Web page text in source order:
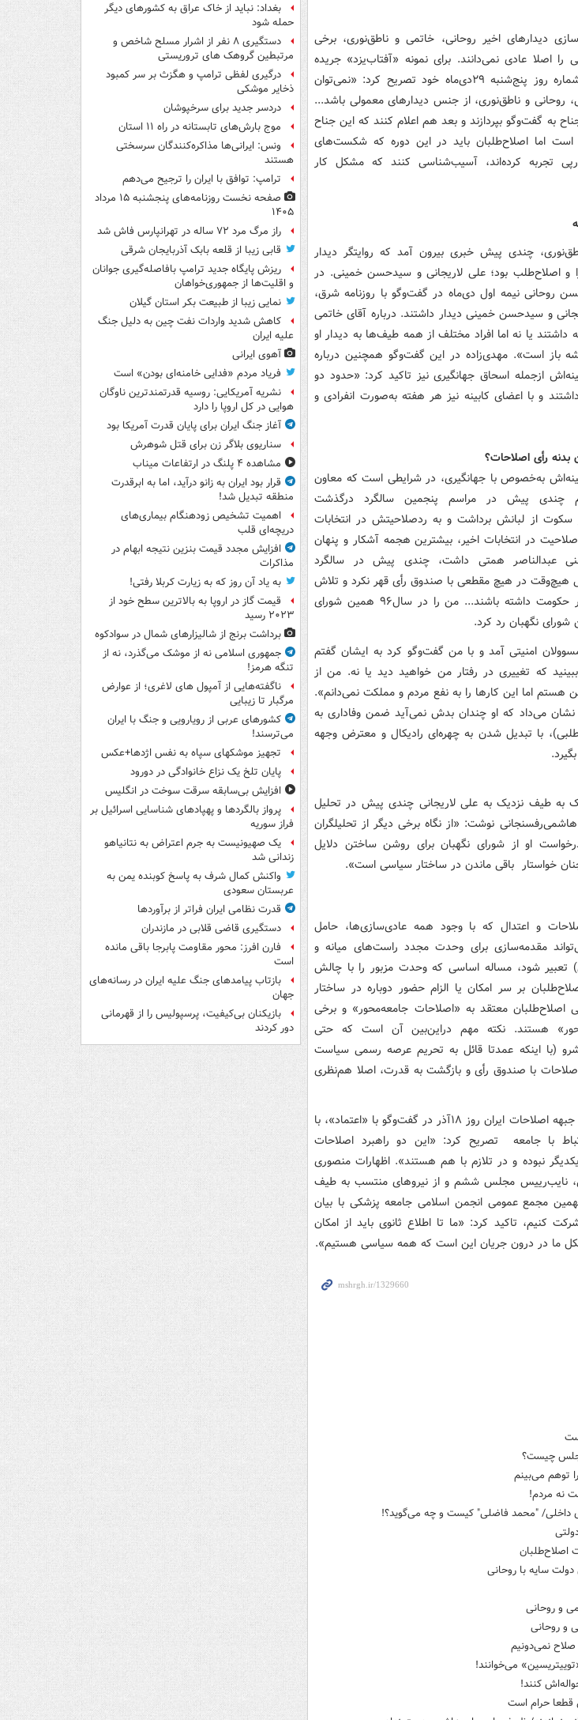
دیدارهای اخیر روحانی، خاتمی و ناطق‌نوری، برخی
اصلا عادی نمی‌دانند. برای نمونه «آفتاب‌یزد» جریده
نزدیک به طیف حامیان خاتمی، در شماره روز پنج‌شنبه ۲۹دی‌ماه خود تصریح کرد: «نمی‌توان
و ناطق‌نوری، از جنس دیدارهای معمولی باشد...
به گفت‌وگو بپردازند و بعد هم اعلام کنند که این جناح
اما اصلاح‌طلبان باید در این دوره که شکست‌های
تجربه کرده‌اند، آسیب‌شناسی کنند که مشکل کار
چندی پیش خبری بیرون آمد که روایتگر دیدار
و اصلاح‌طلب بود؛ علی لاریجانی و سیدحسن خمینی. در
روحانی نیمه اول دی‌ماه در گفت‌وگو با روزنامه شرق،
و سیدحسن خمینی دیدار داشتند. درباره آقای خاتمی
یا نه اما افراد مختلف از همه طیف‌ها به دیدار او
باز است». مهدی‌زاده در این گفت‌وگو همچنین درباره
ازجمله اسحاق جهانگیری نیز تاکید کرد: «حدود دو
و با اعضای کابینه نیز هر هفته به‌صورت انفرادی و
رأی اصلاحات؟
به‌خصوص با جهانگیری، در شرایطی است که معاون
چندی پیش در مراسم پنجمین سالگرد درگذشت
از لبانش برداشت و به ردصلاحیتش در انتخابات
در انتخابات اخیر، بیشترین هجمه آشکار و پنهان
عبدالناصر همتی داشت، چندی پیش در سالگرد
در هیچ مقطعی با صندوق رأی قهر نکرد و تلاش
می‌کرد که مردم رأی و نظر خود را در حکومت داشته باشند... من را در سال۹۶ همین شورای
در سال۱۴۰۰ یکی از مسوولان امنیتی آمد و با من گفت‌وگو کرد به ایشان گفتم
که تغییری در رفتار من خواهید دید یا نه. من از
هستم اما این کارها را به نفع مردم و مملکت نمی‌دانم».
نشان می‌داد که او چندان بدش نمی‌آید ضمن وفاداری به
با تبدیل شدن به چهره‌ای رادیکال و معترض وجهه
به طیف نزدیک به علی لاریجانی چندی پیش در تحلیل
نوشت: «از نگاه برخی دیگر از تحلیلگران
او از شورای نگهبان برای روشن ساختن دلایل
خواستار باقی ماندن در ساختار سیاسی است».
و اعتدال که با وجود همه عادی‌سازی‌ها، حامل
مقدمه‌سازی برای وحدت مجدد راست‌های میانه و
تعبیر شود، مساله اساسی که وحدت مزبور را با چالش
بر سر امکان یا الزام حضور دوباره در ساختار
اصلاح‌طلبان معتقد به «اصلاحات جامعه‌محور» و برخی
هستند. نکته مهم دراین‌بین آن است که حتی
(با اینکه عمدتا قائل به تحریم عرصه رسمی سیاست
با صندوق رأی و بازگشت به قدرت، اصلا هم‌نظری
در همین باره، آذر منصوری، سخنگوی جبهه اصلاحات ایران روز ۱۸آذر در گفت‌وگو با «اعتماد»، با
با جامعه تصریح کرد: «این دو راهبرد اصلاحات
نبوده و در تلازم با هم هستند». اظهارات منصوری
نایب‌رییس مجلس ششم و از نیروهای منتسب به طیف
مجمع عمومی انجمن اسلامی جامعه پزشکی با بیان
کنیم، تاکید کرد: «ما تا اطلاع ثانوی باید از امکان
ما در درون جریان این است که همه سیاسی هستیم».
چیست؟
توهم می‌بینم
نه مردم!
داخلی/ "محمد فاضلی" کیست و چه می‌گوید؟!
سایه با روحانی
و روحانی
و روحانی
صلاح نمی‌دونیم
می‌خوانند!
کنند!
قطعا حرام است
بغداد: نباید از خاک عراق به کشورهای دیگر
حمله شود
دستگیری ۸ نفر از اشرار مسلح شاخص و
مرتبطین گروهک های تروریستی
درگیری لفظی ترامپ و هگزث بر سر کمبود
ذخایر موشکی
دردسر جدید برای سرخپوشان
موج بارش‌های تابستانه در راه ۱۱ استان
ونس: ایرانی‌ها مذاکره‌کنندگان سرسختی
هستند
ترامپ: توافق با ایران را ترجیح می‌دهم
صفحه نخست روزنامه‌های پنجشنبه ۱۵ مرداد
۱۴۰۵
راز مرگ مرد ۷۲ ساله در تهرانپارس فاش شد
قابی زیبا از قلعه بابک آذربایجان شرقی
ریزش پایگاه جدید ترامپ بافاصله‌گیری جوانان
و اقلیت‌ها از جمهوری‌خواهان
نمایی زیبا از طبیعت بکر استان گیلان
کاهش شدید واردات نفت چین به دلیل جنگ
علیه ایران
آهوی ایرانی
فریاد مردم «فدایی خامنه‌ای بودن» است
نشریه آمریکایی: روسیه قدرتمندترین ناوگان
هوایی در کل اروپا را دارد
آغاز جنگ ایران برای پایان قدرت آمریکا بود
سناریوی بلاگر زن برای قتل شوهرش
مشاهده ۴ پلنگ در ارتفاعات میناب
قرار بود ایران به زانو درآید، اما به ابرقدرت
منطقه تبدیل شد!
اهمیت تشخیص زودهنگام بیماری‌های
دریچه‌ای قلب
افزایش مجدد قیمت بنزین نتیجه ابهام در
مذاکرات
به یاد آن روز که به زیارت کربلا رفتی!
قیمت گاز در اروپا به بالاترین سطح خود از
۲۰۲۳ رسید
برداشت برنج از شالیزارهای شمال در سوادکوه
جمهوری اسلامی نه از موشک می‌گذرد، نه از
تنگه هرمز!
ناگفته‌هایی از آمپول های لاغری؛ از عوارض
مرگبار تا زیبایی
کشورهای عربی از رویارویی و جنگ با ایران
می‌ترسند!
تجهیز موشکهای سپاه به نفس اژدها+عکس
پایان تلخ یک نزاع خانوادگی در دورود
افزایش بی‌سابقه سرقت سوخت در انگلیس
پرواز بالگردها و پهپادهای شناسایی اسرائیل بر
فراز سوریه
یک صهیونیست به جرم اعتراض به نتانیاهو
زندانی شد
واکنش کمال شرف به پاسخ کوبنده یمن به
عربستان سعودی
قدرت نظامی ایران فراتر از برآوردها
دستگیری قاضی قلابی در مازندران
فارن افرز: محور مقاومت پابرجا باقی مانده
است
بازتاب پیامدهای جنگ علیه ایران در رسانه‌های
جهان
بازیکنان بی‌کیفیت، پرسپولیس را از قهرمانی
دور کردند